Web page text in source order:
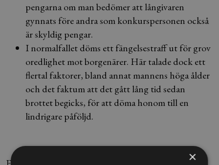
pengarna om man bedömer att långivaren
gynnats före andra som konkurspersonen också
är skyldig pengar.
I normalfallet döms ett fängelsestraff ut för grov
oredlighet mot borgenärer. Här talade dock ett
flertal faktorer, bland annat mannens höga ålder
och det faktum att det gått lång tid sedan
brottet begicks, för att döma honom till en
lindrigare påföljd.
×